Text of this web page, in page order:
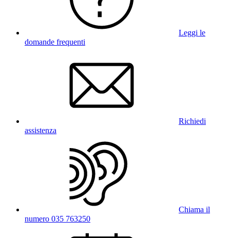
Leggi le
domande frequenti
Richiedi
assistenza
Chiama il
numero 035 763250